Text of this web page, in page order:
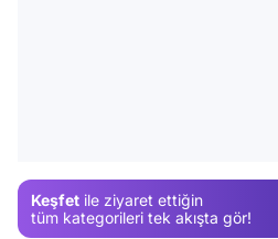
Keşfet ile ziyaret ettiğin
tüm kategorileri tek akışta gör!